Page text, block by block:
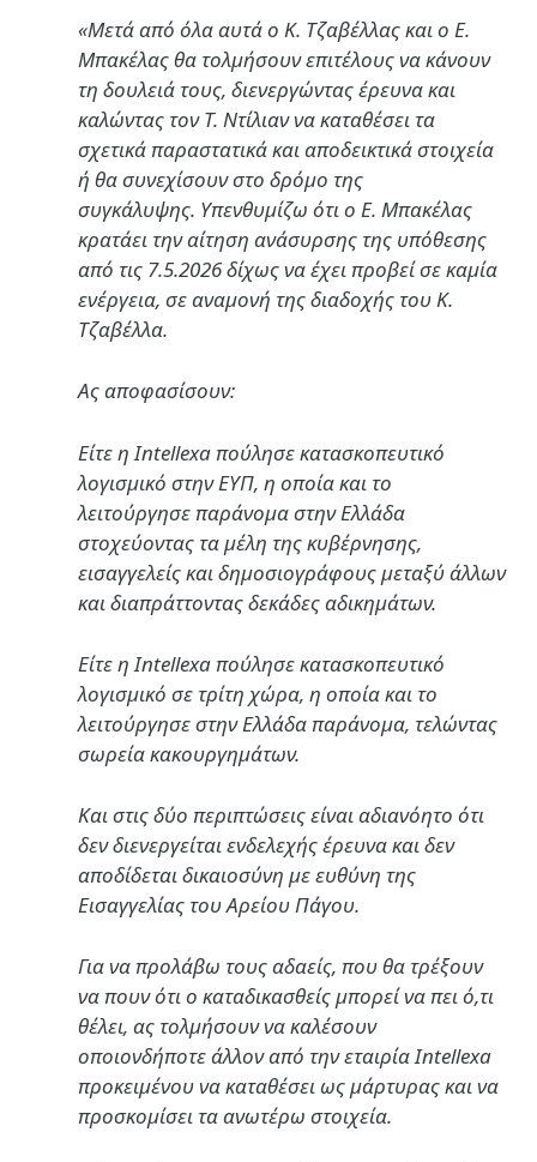
«Μετά από όλα αυτά ο Κ. Τζαβέλλας και ο Ε.
Μπακέλας θα τολμήσουν επιτέλους να κάνουν
τη δουλειά τους, διενεργώντας έρευνα και
καλώντας τον Τ. Ντίλιαν να καταθέσει τα
σχετικά παραστατικά και αποδεικτικά στοιχεία
ή θα συνεχίσουν στο δρόμο της
συγκάλυψης. Υπενθυμίζω ότι ο Ε. Μπακέλας
κρατάει την αίτηση ανάσυρσης της υπόθεσης
από τις 7.5.2026 δίχως να έχει προβεί σε καμία
ενέργεια, σε αναμονή της διαδοχής του Κ.
Τζαβέλλα.
Ας αποφασίσουν:
Είτε η Intellexa πούλησε κατασκοπευτικό
λογισμικό στην ΕΥΠ, η οποία και το
λειτούργησε παράνομα στην Ελλάδα
στοχεύοντας τα μέλη της κυβέρνησης,
εισαγγελείς και δημοσιογράφους μεταξύ άλλων
και διαπράττοντας δεκάδες αδικημάτων.
Είτε η Intellexa πούλησε κατασκοπευτικό
λογισμικό σε τρίτη χώρα, η οποία και το
λειτούργησε στην Ελλάδα παράνομα, τελώντας
σωρεία κακουργημάτων.
Και στις δύο περιπτώσεις είναι αδιανόητο ότι
δεν διενεργείται ενδελεχής έρευνα και δεν
αποδίδεται δικαιοσύνη με ευθύνη της
Εισαγγελίας του Αρείου Πάγου.
Για να προλάβω τους αδαείς, που θα τρέξουν
να πουν ότι ο καταδικασθείς μπορεί να πει ό,τι
θέλει, ας τολμήσουν να καλέσουν
οποιονδήποτε άλλον από την εταιρία Intellexa
προκειμένου να καταθέσει ως μάρτυρας και να
προσκομίσει τα ανωτέρω στοιχεία.